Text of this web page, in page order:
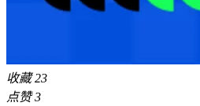
收藏 23
点赞 3